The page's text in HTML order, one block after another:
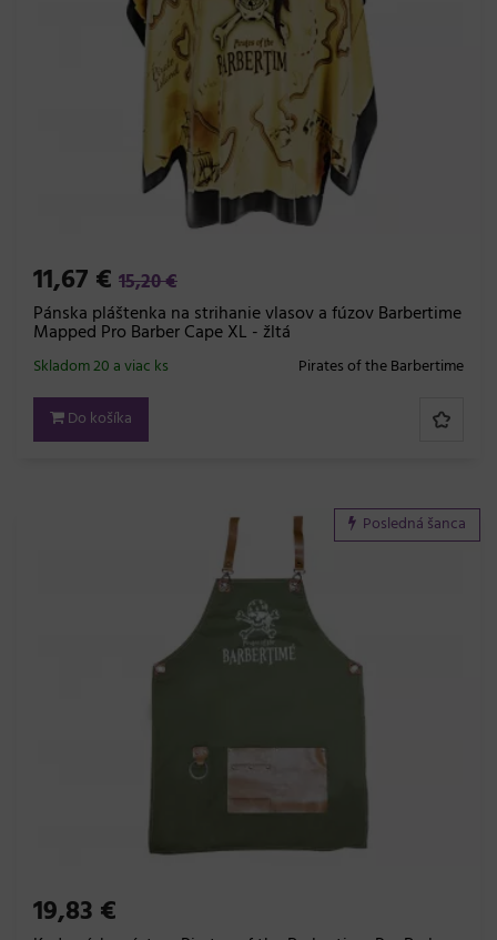
11,67 € 15,20 €
Pánska pláštenka na strihanie vlasov a fúzov Barbertime
Mapped Pro Barber Cape XL - žltá
Pirates of the Barbertime
Skladom 20 a viac ks
Do košíka
Posledná šanca
19,83 €